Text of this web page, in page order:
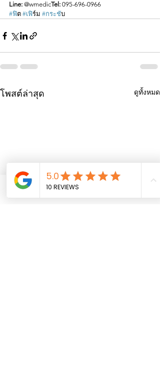
Line: @wmedicTel: 095-696-0966
#ฟิต #เฟิร์ม #กระชับ
โพสต์ล่าสุด ดูทั้งหมด